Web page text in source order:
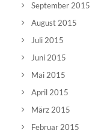
September 2015
August 2015
Juli 2015
Juni 2015
Mai 2015
April 2015
März 2015
Februar 2015